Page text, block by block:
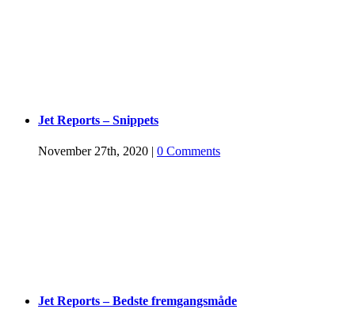
Jet Reports – Snippets
November 27th, 2020 | 0 Comments
Jet Reports – Bedste fremgangsmåde